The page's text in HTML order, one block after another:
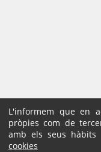
L'informem que en
pròpies com de
amb els seus hàbits
cookies